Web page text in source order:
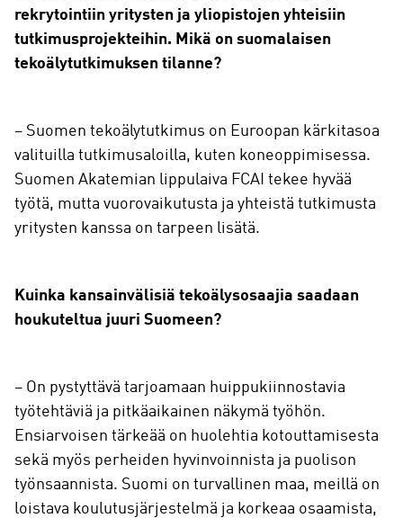
rekrytointiin yritysten ja yliopistojen yhteisiin
tutkimusprojekteihin. Mikä on suomalaisen
tekoälytutkimuksen tilanne?
– Suomen tekoälytutkimus on Euroopan kärkitasoa
valituilla tutkimusaloilla, kuten koneoppimisessa.
Suomen Akatemian lippulaiva FCAI tekee hyvää
työtä, mutta vuorovaikutusta ja yhteistä tutkimusta
yritysten kanssa on tarpeen lisätä.
Kuinka kansainvälisiä tekoälysosaajia saadaan
houkuteltua juuri Suomeen?
– On pystyttävä tarjoamaan huippukiinnostavia
työtehtäviä ja pitkäaikainen näkymä työhön.
Ensiarvoisen tärkeää on huolehtia kotouttamisesta
sekä myös perheiden hyvinvoinnista ja puolison
työnsaannista. Suomi on turvallinen maa, meillä on
loistava koulutusjärjestelmä ja korkeaa osaamista,